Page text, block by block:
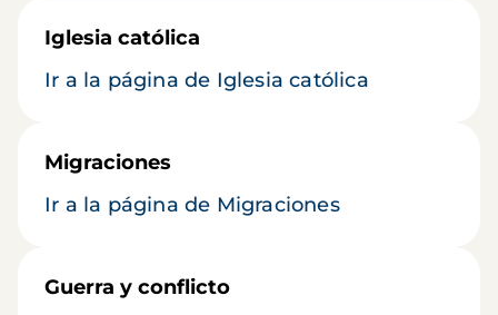
Iglesia católica
Ir a la página de Iglesia católica
Migraciones
Ir a la página de Migraciones
Guerra y conflicto